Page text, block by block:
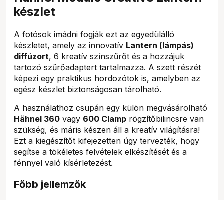
készlet
A fotósok imádni fogják ezt az egyedülálló
készletet, amely az innovatív Lantern (lámpás)
diffúzort, 6 kreatív színszűrőt és a hozzájuk
tartozó szűrőadaptert tartalmazza. A szett részét
képezi egy praktikus hordozótok is, amelyben az
egész készlet biztonságosan tárolható.
A használathoz csupán egy külön megvásárolható
Hähnel 360 vagy 600 Clamp rögzítőbilincsre van
szükség, és máris készen áll a kreatív világításra!
Ezt a kiegészítőt kifejezetten úgy tervezték, hogy
segítse a tökéletes felvételek elkészítését és a
fénnyel való kísérletezést.
Főbb jellemzők